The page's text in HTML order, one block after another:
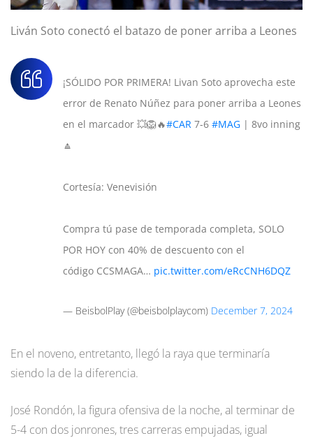
Liván Soto conectó el batazo de poner arriba a Leones
¡SÓLIDO POR PRIMERA! Livan Soto aprovecha este
error de Renato Núñez para poner arriba a Leones
en el marcador 💥🦁🔥#CAR 7-6 #MAG | 8vo inning
🔼
Cortesía: Venevisión
Compra tú pase de temporada completa, SOLO
POR HOY con 40% de descuento con el
código CCSMAGA… pic.twitter.com/eRcCNH6DQZ
— BeisbolPlay (@beisbolplaycom) December 7, 2024
En el noveno, entretanto, llegó la raya que terminaría
siendo la de la diferencia.
José Rondón, la figura ofensiva de la noche, al terminar de
5-4 con dos jonrones, tres carreras empujadas, igual